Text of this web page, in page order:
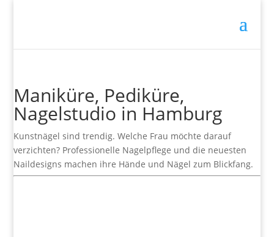
Maniküre, Pediküre,
Nagelstudio in Hamburg
Kunstnägel sind trendig. Welche Frau möchte darauf
verzichten? Professionelle Nagelpflege und die neuesten
Naildesigns machen ihre Hände und Nägel zum Blickfang.